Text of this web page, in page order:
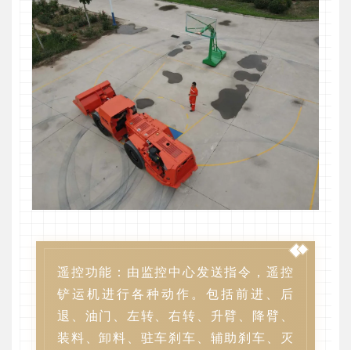
遥控功能：由监控中心发送指令，遥控
铲运机进行各种动作。包括前进、后
退、油门、左转、右转、升臂、降臂、
装料、卸料、驻车刹车、辅助刹车、灭